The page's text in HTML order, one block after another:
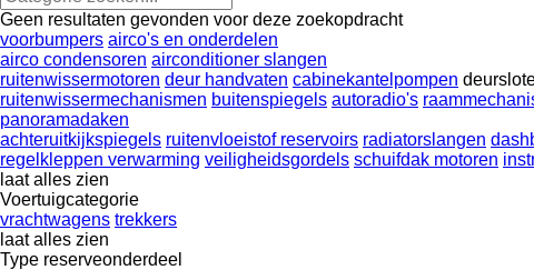
Geen resultaten gevonden voor deze zoekopdracht
voorbumpers airco's en onderdelen
airco condensoren airconditioner slangen
ruitenwissermotoren deur handvaten cabinekantelpompen
ruitenwissermechanismen buitenspiegels autoradio's
panoramadaken
achteruitkijkspiegels ruitenvloeistof reservoirs radiatorslangen
regelkleppen verwarming veiligheidsgordels schuifdak motoren
laat alles zien
Voertuigcategorie
vrachtwagens trekkers
laat alles zien
Type reserveonderdeel